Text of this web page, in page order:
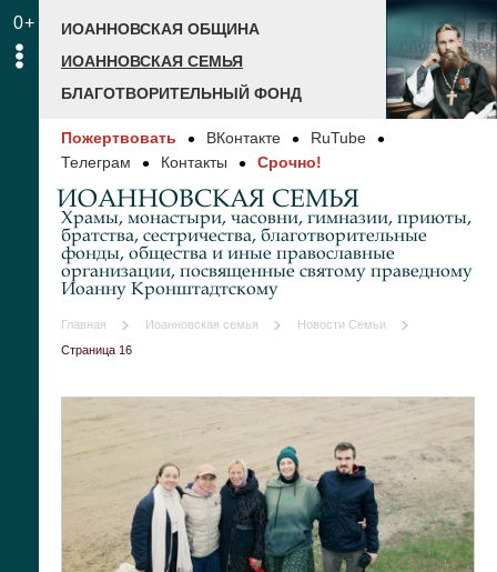
0+
ИОАННОВСКАЯ ОБЩИНА
ИОАННОВСКАЯ СЕМЬЯ
БЛАГОТВОРИТЕЛЬНЫЙ ФОНД
Пожертвовать ВКонтакте
RuTube
Телеграм
Контакты Срочно!
ИОАННОВСКАЯ СЕМЬЯ
Храмы, монастыри, часовни, гимназии, приюты,
братства, сестричества, благотворительные
фонды, общества и иные православные
организации, посвященные святому праведному
Иоанну Кронштадтскому
Главная Иоанновская семья
Новости Семьи
Страница 16